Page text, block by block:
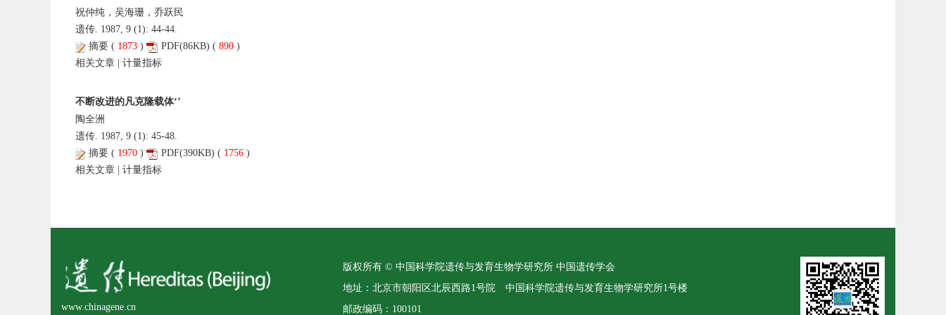
祝仲纯，吴海珊，乔跃民
遗传. 1987, 9 (1): 44-44.
摘要 ( 1873 ) PDF(86KB) ( 890 )
相关文章
计量指标
不断改进的凡克隆载体‘’
陶全洲
遗传. 1987, 9 (1): 45-48.
摘要 ( 1970 ) PDF(390KB) ( 1756 )
相关文章
计量指标
www.chinagene.cn
版权所有 © 中国科学院遗传与发育生物学研究所 中国遗传学会
地址：北京市朝阳区北辰西路1号院 中国科学院遗传与发育生物学研究所1号楼
邮政编码：100101